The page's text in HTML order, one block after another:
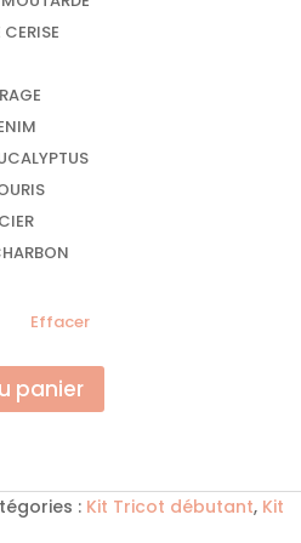
Effacer
panier
: Kit Tricot débutant, Kit